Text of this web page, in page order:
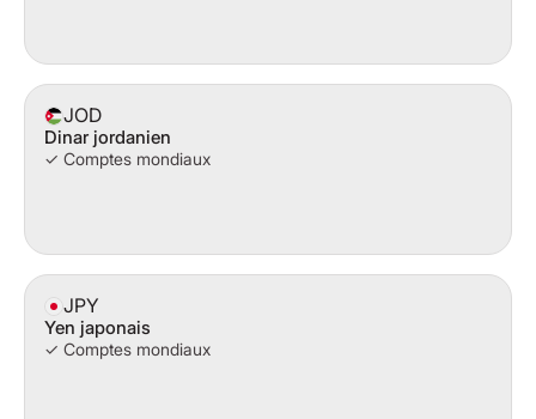
JOD
Dinar jordanien
✓ Comptes mondiaux
JPY
Yen japonais
✓ Comptes mondiaux